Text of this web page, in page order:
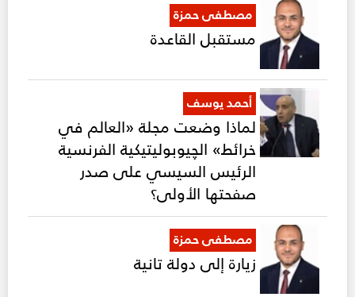
مصطفى حمزة
مستقبل القاعدة
أحمد يوسف
لماذا وضعت مجلة «العالم في
خرائط» الچيوبوليتيكية الفرنسية
الرئيس السيسي على صدر
صفحتها الأولى؟
مصطفى حمزة
زيارة إلى دولة تانية